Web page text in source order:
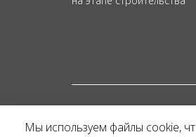
Мы используем файлы cookie,